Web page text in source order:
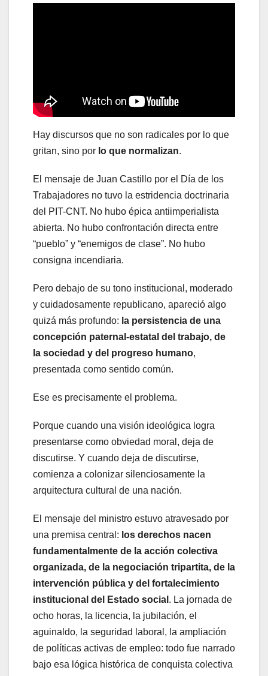
Hay discursos que no son radicales por lo que
gritan, sino por lo que normalizan.
El mensaje de Juan Castillo por el Día de los
Trabajadores no tuvo la estridencia doctrinaria
del PIT-CNT. No hubo épica antiimperialista
abierta. No hubo confrontación directa entre
“pueblo” y “enemigos de clase”. No hubo
consigna incendiaria.
Pero debajo de su tono institucional, moderado
y cuidadosamente republicano, apareció algo
quizá más profundo: la persistencia de una
concepción paternal-estatal del trabajo, de
la sociedad y del progreso humano,
presentada como sentido común.
Ese es precisamente el problema.
Porque cuando una visión ideológica logra
presentarse como obviedad moral, deja de
discutirse. Y cuando deja de discutirse,
comienza a colonizar silenciosamente la
arquitectura cultural de una nación.
El mensaje del ministro estuvo atravesado por
una premisa central: los derechos nacen
fundamentalmente de la acción colectiva
organizada, de la negociación tripartita, de la
intervención pública y del fortalecimiento
institucional del Estado social . La jornada de
ocho horas, la licencia, la jubilación, el
aguinaldo, la seguridad laboral, la ampliación
de políticas activas de empleo: todo fue narrado
bajo esa lógica histórica de conquista colectiva